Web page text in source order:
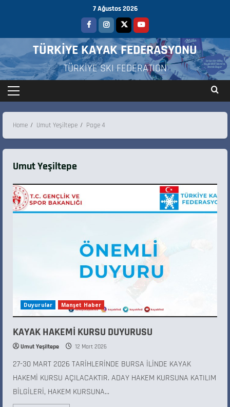
7 Ağustos 2026
TÜRKİYE KAYAK FEDERASYONU
TÜRKİYE SKI FEDERATION
Home Umut Yeşiltepe Page 4
Umut Yeşiltepe
Duyurular Manşet Haber
KAYAK HAKEMİ KURSU DUYURUSU
Umut Yeşiltepe 12 Mart 2026
​​27-30 MART 2026 TARİHLERİNDE BURSA İLİNDE KAYAK
HAKEMİ KURSU AÇILACAKTIR. ADAY HAKEM KURSUNA KATILIM
BİLGİLERİ, HAKEM KURSUNA...